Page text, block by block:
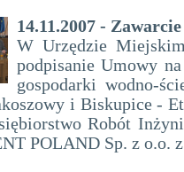
14.11.2007 -
W Urzędzie
podpisanie Umowy
gospodarki wodno-
i Biskupice -
Robót
POLAND Sp. z o.o.